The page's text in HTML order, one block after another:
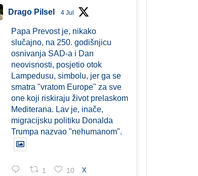
Drago Pilsel 4 Jul
Papa Prevost je, nikako
slučajno, na 250. godišnjicu
osnivanja SAD-a i Dan
neovisnosti, posjetio otok
Lampedusu, simbolu, jer ga se
smatra "vratom Europe" za sve
one koji riskiraju život prelaskom
Mediterana. Lav je, inače,
migracijsku politiku Donalda
Trumpa nazvao "nehumanom".
1 10 X